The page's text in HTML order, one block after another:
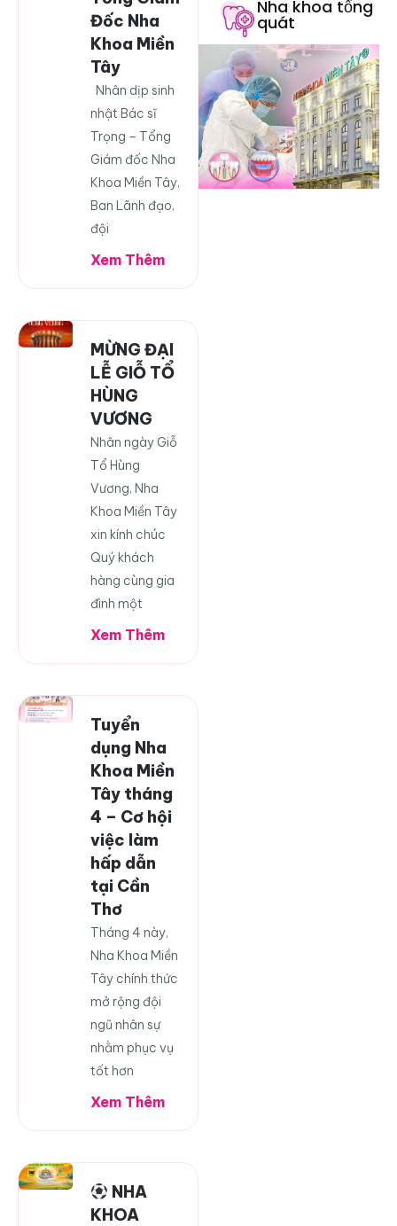
Đốc Nha
Khoa Miền
Tây
Nhân dịp sinh
nhật Bác sĩ
Trọng – Tổng
Giám đốc Nha
Khoa Miền Tây,
Ban Lãnh đạo,
đội
Xem Thêm
MỪNG ĐẠI
LỄ GIỖ TỔ
HÙNG
VƯƠNG
Nhân ngày Giỗ
Tổ Hùng
Vương, Nha
Khoa Miền Tây
xin kính chúc
Quý khách
hàng cùng gia
đình một
Xem Thêm
Tuyển
dụng Nha
Khoa Miền
Tây tháng
4 – Cơ hội
việc làm
hấp dẫn
tại Cần
Thơ
Tháng 4 này,
Nha Khoa Miền
Tây chính thức
mở rộng đội
ngũ nhân sự
nhằm phục vụ
tốt hơn
Xem Thêm
NHA
KHOA
Nha khoa tổng
quát